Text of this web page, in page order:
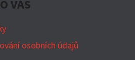
VÁS
osobních údajů